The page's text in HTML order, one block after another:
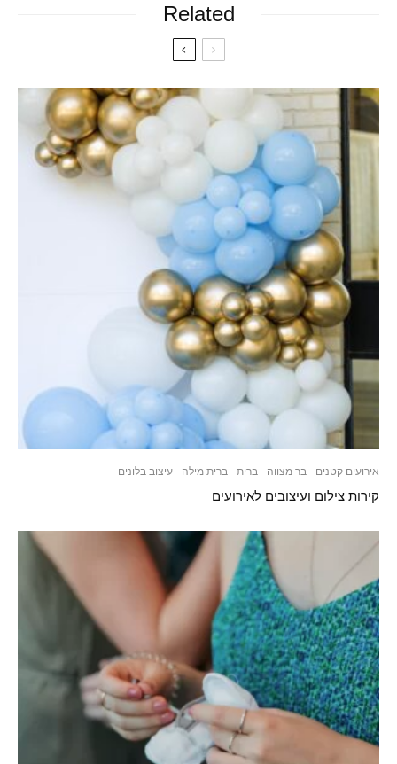
Related
אירועים קטנים בר מצווה ברית ברית מילה עיצוב בלונים
קירות צילום ועיצובים לאירועים